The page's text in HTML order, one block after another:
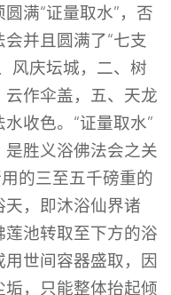
满“证量取水”，否
并且圆满了“七支
风庆坛城，二、树
作伞盖，五、天龙
收色。“证量取水”
胜义浴佛法会之关
的三至五千磅重的
，即沐浴仙界诸
池转取至下方的浴
世间容器盛取，因
，只能整体抬起倾